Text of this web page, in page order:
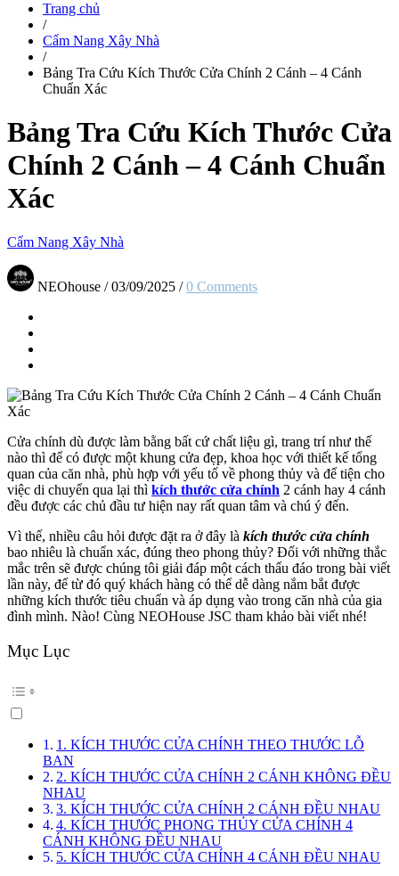
Trang chủ
/
Cẩm Nang Xây Nhà
/
Bảng Tra Cứu Kích Thước Cửa Chính 2 Cánh – 4 Cánh
Chuẩn Xác
Bảng Tra Cứu Kích Thước Cửa
Chính 2 Cánh – 4 Cánh Chuẩn
Xác
Cẩm Nang Xây Nhà
NEOhouse / 03/09/2025 / 0 Comments
Cửa chính dù được làm bằng bất cứ chất liệu gì, trang trí như thế
nào thì để có được một khung cửa đẹp, khoa học với thiết kế tổng
quan của căn nhà, phù hợp với yếu tố về phong thủy và để tiện cho
việc di chuyển qua lại thì kích thước cửa chính 2 cánh hay 4 cánh
đều được các chủ đầu tư hiện nay rất quan tâm và chú ý đến.
Vì thế, nhiều câu hỏi được đặt ra ở đây là kích thước cửa chính
bao nhiêu là chuẩn xác, đúng theo phong thủy? Đối với những thắc
mắc trên sẽ được chúng tôi giải đáp một cách thấu đáo trong bài viết
lần này, để từ đó quý khách hàng có thể dễ dàng nắm bắt được
những kích thước tiêu chuẩn và áp dụng vào trong căn nhà của gia
đình mình. Nào! Cùng NEOHouse JSC tham khảo bài viết nhé!
Mục Lục
1. KÍCH THƯỚC CỬA CHÍNH THEO THƯỚC LỖ
BAN
2. KÍCH THƯỚC CỬA CHÍNH 2 CÁNH KHÔNG ĐỀU
NHAU
3. KÍCH THƯỚC CỬA CHÍNH 2 CÁNH ĐỀU NHAU
4. KÍCH THƯỚC PHONG THỦY CỬA CHÍNH 4
CÁNH KHÔNG ĐỀU NHAU
5. KÍCH THƯỚC CỬA CHÍNH 4 CÁNH ĐỀU NHAU